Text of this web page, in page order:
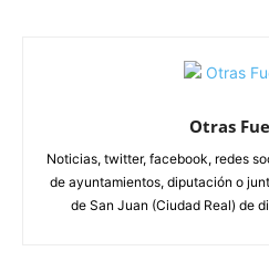
Otras
Noticias, twitter, facebook, redes
de ayuntamientos, diputación o
de San Juan (Ciudad Real) de